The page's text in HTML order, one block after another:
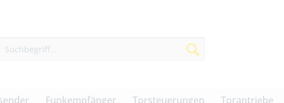
Funkempfänger Torsteuerungen Torantriebe